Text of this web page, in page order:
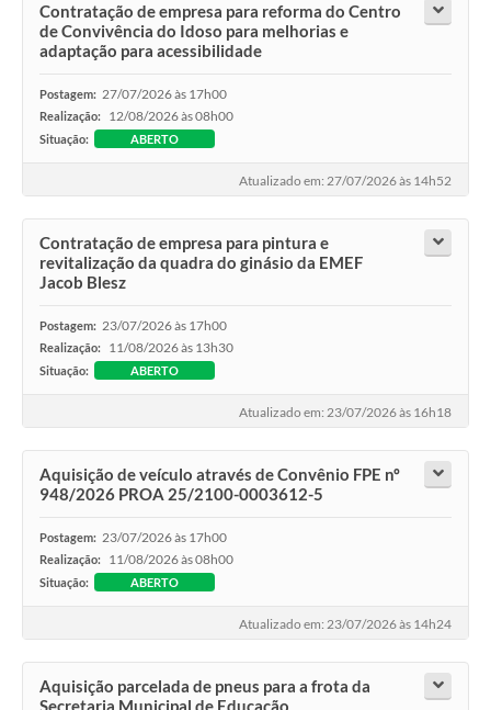
Contratação de empresa para reforma do Centro
de Convivência do Idoso para melhorias e
adaptação para acessibilidade
Postagem: 27/07/2026 às 17h00
Realização: 12/08/2026 às 08h00
Situação: ABERTO
Atualizado em: 27/07/2026 às 14h52
Contratação de empresa para pintura e
revitalização da quadra do ginásio da EMEF
Jacob Blesz
Postagem: 23/07/2026 às 17h00
Realização: 11/08/2026 às 13h30
Situação: ABERTO
Atualizado em: 23/07/2026 às 16h18
Aquisição de veículo através de Convênio FPE nº
948/2026 PROA 25/2100-0003612-5
Postagem: 23/07/2026 às 17h00
Realização: 11/08/2026 às 08h00
Situação: ABERTO
Atualizado em: 23/07/2026 às 14h24
Aquisição parcelada de pneus para a frota da
Secretaria Municipal de Educação